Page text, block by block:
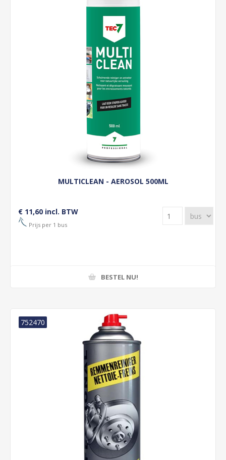
MULTICLEAN - AEROSOL 500ML
€ 11,60 incl. BTW
Prijs per 1 bus
BESTEL NU!
752470